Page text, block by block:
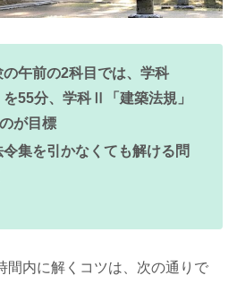
午前の2科目では、学科
55分、学科Ⅱ「建築法規」
が目標
集を引かなくても解ける問
内に解くコツは、次の通りで